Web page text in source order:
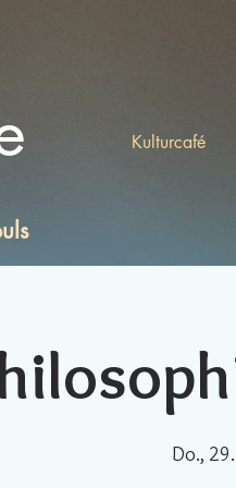
Kulturcafé
Do.,